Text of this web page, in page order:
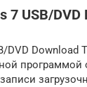
7 USB/DVD
DVD Download
программой